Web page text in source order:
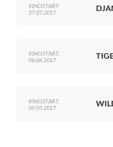
KINOSTART:
27.07.2017
KINOSTART:
06.04.2017
KINOSTART:
09.03.2017